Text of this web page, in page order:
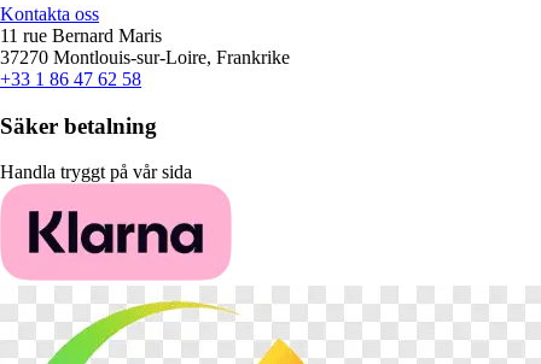
Kontakta oss
11 rue Bernard Maris
37270 Montlouis-sur-Loire, Frankrike
+33 1 86 47 62 58
Säker betalning
Handla tryggt på vår sida